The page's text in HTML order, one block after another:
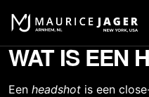
WAT IS EEN
Een headshot is een